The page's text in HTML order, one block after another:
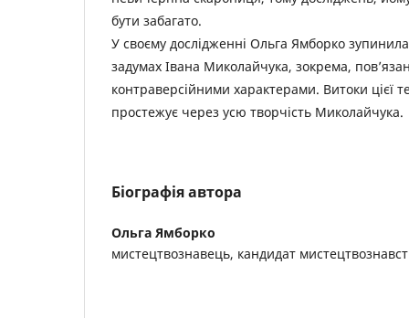
бути забагато.
У своєму дослідженні Ольга Ямборко
задумах Івана Миколайчука, зокрема,
контраверсійними характерами. Витоки цієї
простежує через усю творчість Миколайчука.
Біографія автора
Ольга Ямборко
мистецтвознавець, кандидат